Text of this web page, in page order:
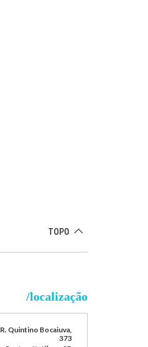
TOPO
/localização
R. Quintino Bocaiuva,
373